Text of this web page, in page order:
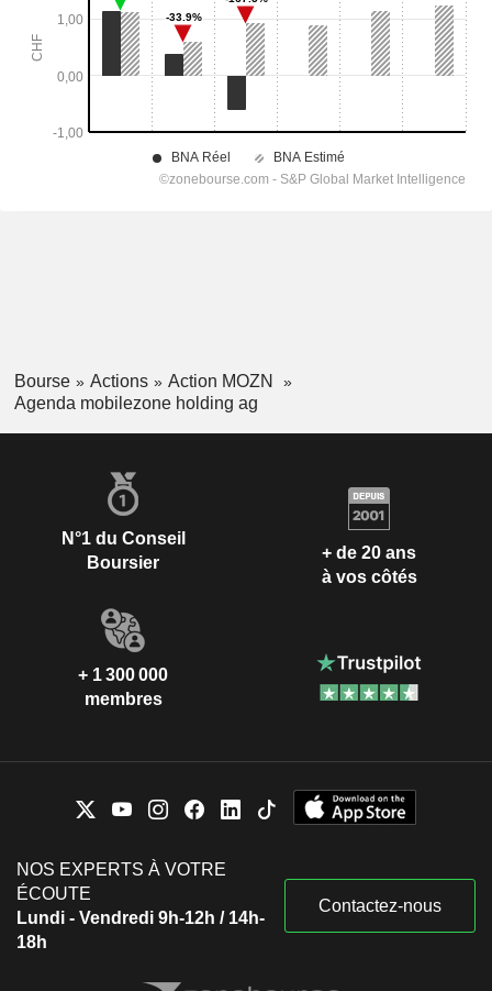
Bourse Actions
Action MOZN
Agenda mobilezone holding ag
N°1 du Conseil
Boursier
+ de 20 ans
à vos côtés
+ 1 300 000
membres
NOS EXPERTS À VOTRE
ÉCOUTE
Lundi - Vendredi 9h-12h / 14h-
18h
Contactez-nous